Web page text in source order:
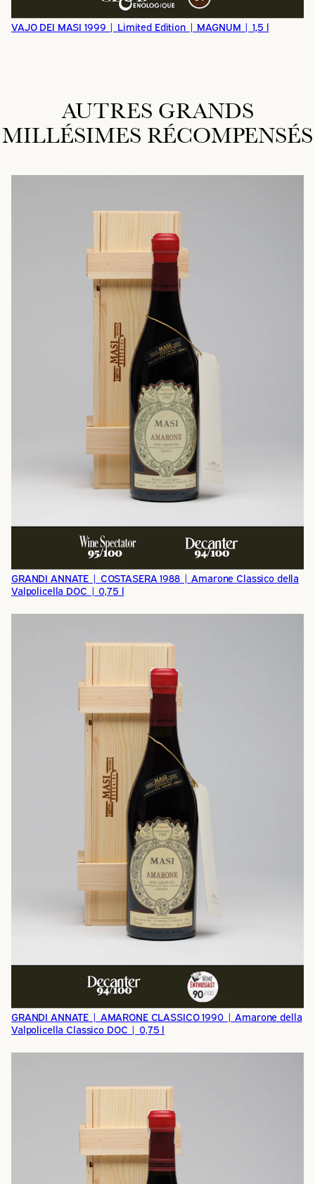
VAJO DEI MASI 1999 | Limited Edition | MAGNUM | 1,5 l
AUTRES GRANDS
MILLÉSIMES RÉCOMPENSÉS
GRANDI ANNATE | COSTASERA 1988 | Amarone Classico della
Valpolicella DOC | 0,75 l
GRANDI ANNATE | AMARONE CLASSICO 1990 | Amarone della
Valpolicella Classico DOC | 0,75 l